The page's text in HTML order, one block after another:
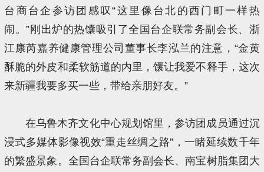
台商台企参访团感叹“这里像台北的西门町一样热
闹。”刚出炉的热馕吸引了全国台企联常务副会长、浙
江康芮嘉养健康管理公司董事长李泓兰的注意，“金黄
酥脆的外皮和柔软筋道的内里，馕让我爱不释手，这次
来新疆我要多买一些，带给亲朋好友。”
在乌鲁木齐文化中心规划馆里，参访团成员通过沉
浸式多媒体影像视效“重走丝绸之路”，一睹延续数千年
的繁盛景象。全国台企联常务副会长、南宝树脂集团大